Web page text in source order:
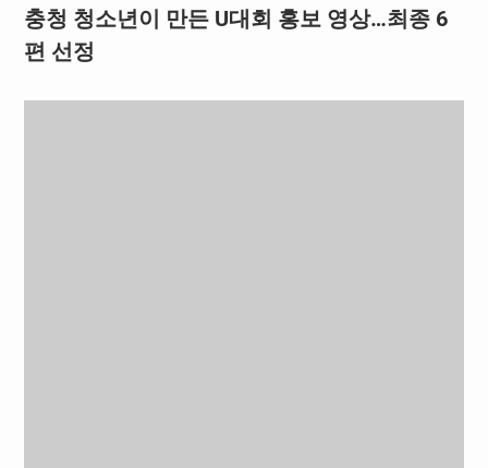
충청 청소년이 만든 U대회 홍보 영상…최종 6
편 선정